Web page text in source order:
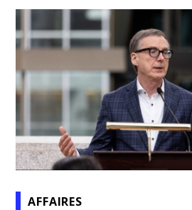
AFFAIRES